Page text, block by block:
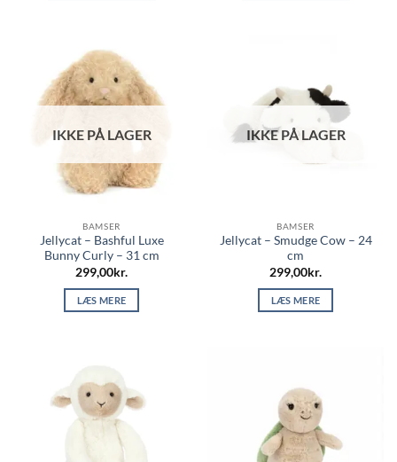
IKKE PÅ LAGER
BAMSER
Jellycat – Bashful Luxe
Bunny Curly – 31 cm
299,00kr.
LÆS MERE
IKKE PÅ LAGER
BAMSER
Jellycat – Smudge Cow – 24
cm
299,00kr.
LÆS MERE